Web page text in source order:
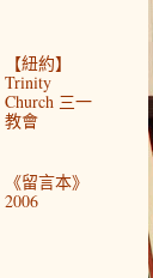
【紐約】
Trinity
Church 三一
教會
《留言本》
2006